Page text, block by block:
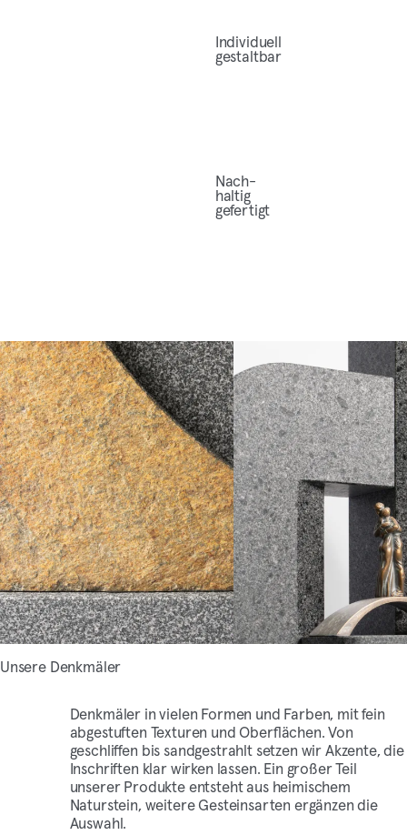
Indi­vi­du­ell
gestaltbar
Nach­
hal­tig
gefertigt
Unsere Denkmäler
Denkmäler in vielen Formen und Farben, mit fein
abgestuften Texturen und Oberflächen. Von
geschliffen bis sandgestrahlt setzen wir Akzente, die
Inschriften klar wirken lassen. Ein großer Teil
unserer Produkte entsteht aus heimischem
Naturstein, weitere Gesteinsarten ergänzen die
Auswahl.